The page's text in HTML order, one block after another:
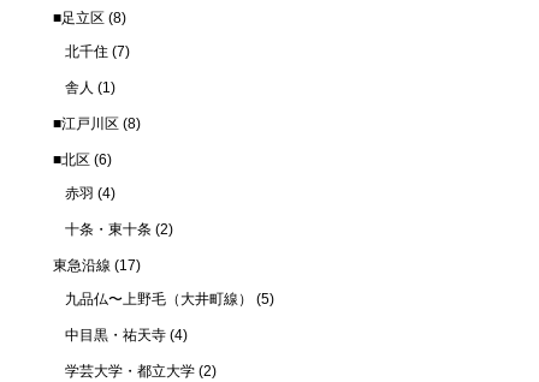
■足立区 (8)
北千住 (7)
舎人 (1)
■江戸川区 (8)
■北区 (6)
赤羽 (4)
十条・東十条 (2)
東急沿線 (17)
九品仏〜上野毛（大井町線）
(5)
中目黒・祐天寺 (4)
学芸大学・都立大学 (2)